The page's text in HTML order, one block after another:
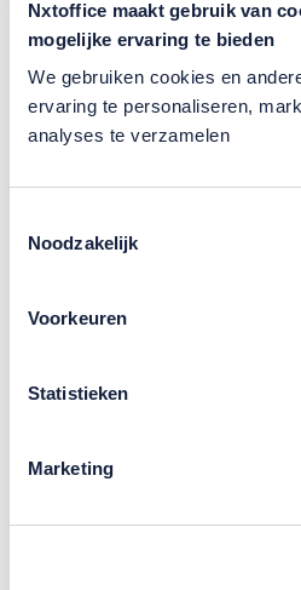
Nxtoffice maakt gebruik van
mogelijke ervaring te bieden
We gebruiken cookies en
ervaring te personaliseren,
analyses te verzamelen
Noodzakelijk
Voorkeuren
Statistieken
Marketing
Voor welke
organisaties zijn
geschikt?
betrouwbare en eenvoudig te
Inkoop: heeft behoefte aan
professionaliteit en